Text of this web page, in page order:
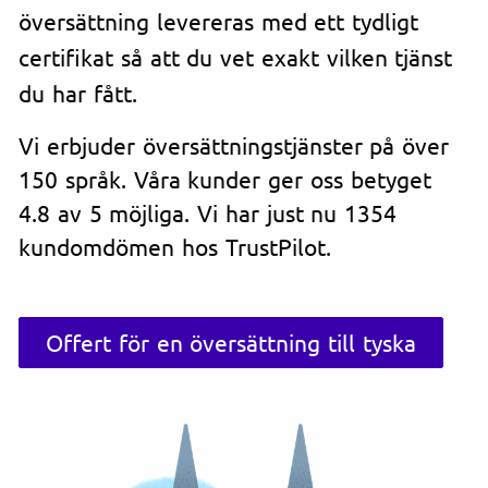
översättning levereras med ett tydligt
certifikat så att du vet exakt vilken tjänst
du har fått.
Vi erbjuder översättningstjänster på över
150 språk. Våra kunder ger oss betyget
4.8 av 5 möjliga. Vi har just nu 1354
kundomdömen hos TrustPilot.
Offert för en översättning till tyska